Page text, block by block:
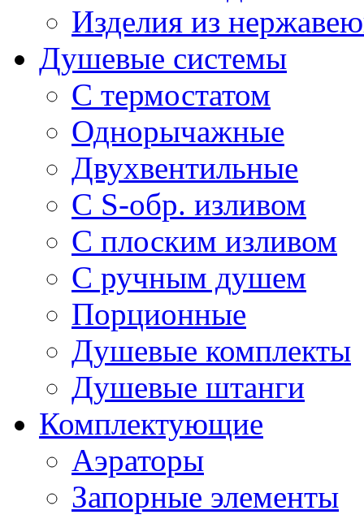
Изделия из
Душевые системы
С термостатом
Однорычажные
Двухвентильные
С S-обр. изливом
С плоским изливом
С ручным душем
Порционные
Душевые комплекты
Душевые штанги
Комплектующие
Аэраторы
Запорные элементы